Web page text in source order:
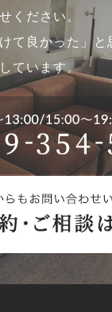
ください。
て良かった」と
ています。